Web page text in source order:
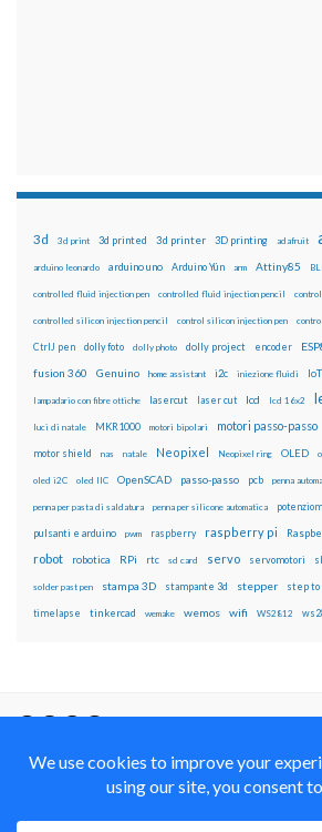
3d 3d print 3d printed 3d printer 3D printing adafruit
arduino leonardo arduino uno Arduino Yún arm Attiny85
controlled fluid injection pen controlled fluid injection pencil
controlled silicon injection pencil control silicon injection pen
CtrlJ pen dolly foto dolly photo dolly project encoder
fusion 360 Genuino home assistant i2c iniezione fluidi IoT
lampadario con fibre ottiche lasercut laser cut lcd lcd 16x2
luci di natale MKR1000 motori bipolari motori passo-passo
motor shield nas natale Neopixel Neopixel ring OLED
oled i2C oled IIC OpenSCAD passo-passo pcb penna
penna per pasta di saldatura penna per silicone automatica
pulsanti e arduino pwm raspberry raspberry pi
robot robotica RPi rtc sd card servo servomotori
solder past pen stampa 3D stampante 3d stepper step
timelapse tinkercad wemake wemos wifi WS2812
Alike 4.0 International